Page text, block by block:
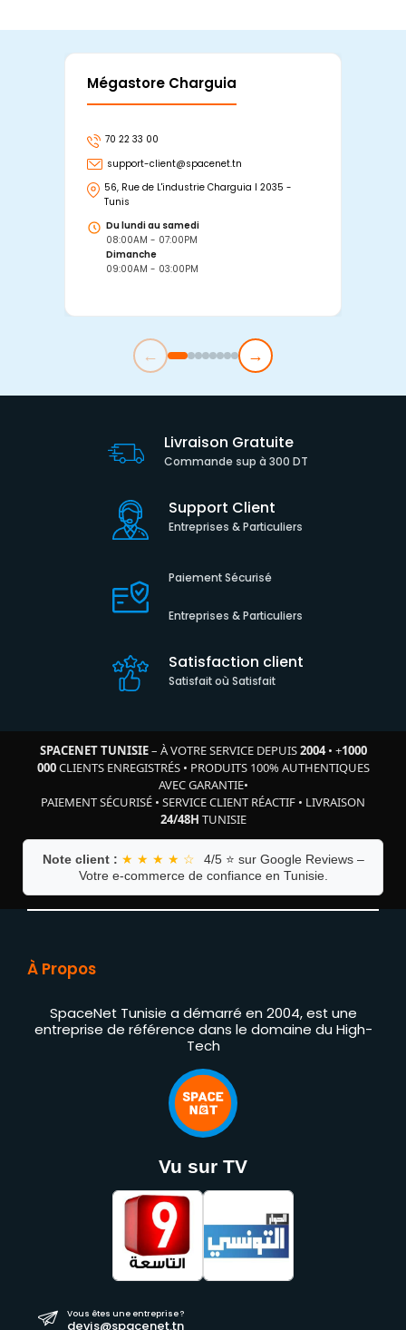
Mégastore Charguia
70 22 33 00
support-client@spacenet.tn
56, Rue de L'industrie Charguia I 2035 -
Tunis
Du lundi au samedi
08:00AM - 07:00PM
Dimanche
09:00AM - 03:00PM
← →
Livraison Gratuite
Commande sup à 300 DT
Support Client
Entreprises & Particuliers
Paiement Sécurisé
Entreprises & Particuliers
Satisfaction client
Satisfait où Satisfait
SPACENET TUNISIE– À VOTRE SERVICE DEPUIS2004• +1000
000CLIENTS ENREGISTRÉS• PRODUITS 100% AUTHENTIQUES
AVEC GARANTIE•
PAIEMENT SÉCURISÉ • SERVICE CLIENT RÉACTIF • LIVRAISON
24/48H TUNISIE
Note client : ★ ★ ★ ★ ☆
4/5 ⭐ sur Google Reviews –
Votre e-commerce de confiance en Tunisie.
À Propos
SpaceNet Tunisie a démarré en 2004, est une
entreprise de référence dans le domaine du High-
Tech
Vu sur TV
Vous êtes une entreprise ?
devis@spacenet.tn